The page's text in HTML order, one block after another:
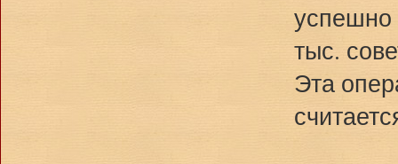
успешно
тыс.
Эта